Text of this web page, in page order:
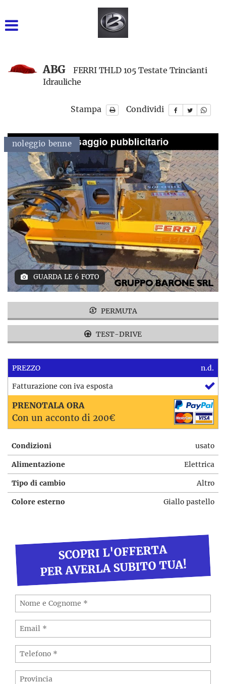
INIZIALE
USATO DISPONIBILE
NOLEGGIO BREVE TERMINE
NOLEGGIO LUNGO
TERMINE
RICAMBI
ASSISTENZA
ABG
FERRI THLD 105 Testate Trincianti
Idrauliche
Stampa Condividi
noleggio benne sito: accessori
GUARDA LE 6 FOTO
PERMUTA
TEST-DRIVE
PREZZO
n.d.
Fatturazione con iva esposta
PRENOTALA ORA
Con un acconto di 200€
Condizioni usato
Alimentazione Elettrica
Tipo di cambio Altro
Colore esterno Giallo pastello
SCOPRI L'OFFERTA
PER AVERLA SUBITO TUA!